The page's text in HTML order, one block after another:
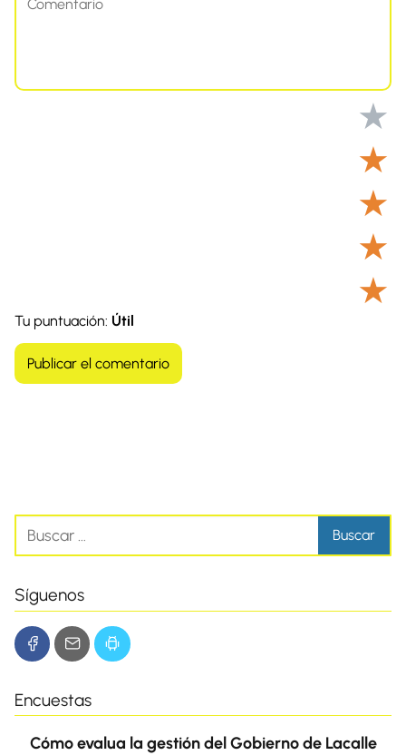
★
★
★
★
★
Tu puntuación: Útil
Síguenos
Encuestas
Cómo evalua la gestión del Gobierno de Lacalle